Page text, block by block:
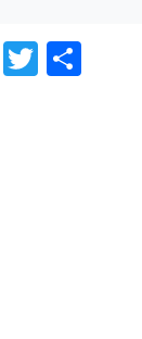
Telegram
Twitter